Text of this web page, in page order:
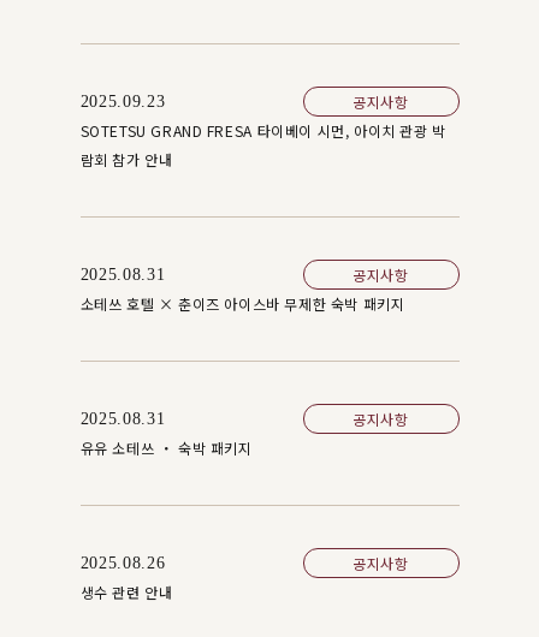
2025.09.23
공지사항
SOTETSU GRAND FRESA 타이베이 시먼, 아이치 관광 박
람회 참가 안내
2025.08.31
공지사항
소테쓰 호텔 × 춘이즈 아이스바 무제한 숙박 패키지
2025.08.31
공지사항
유유 소테쓰 ・ 숙박 패키지
2025.08.26
공지사항
생수 관련 안내